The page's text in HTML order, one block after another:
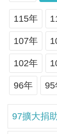
業
務
主
軸
最
新
水
情
115年
107年
102年
96年 95
97擴大捐